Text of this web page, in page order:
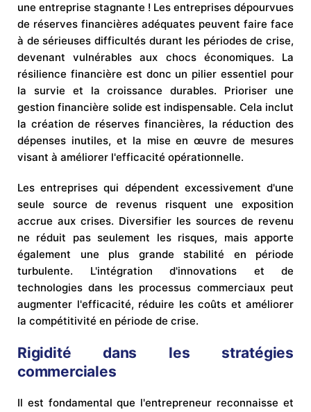
une entreprise stagnante ! Les entreprises dépourvues
de réserves financières adéquates peuvent faire face
à de sérieuses difficultés durant les périodes de crise,
devenant vulnérables aux chocs économiques. La
résilience financière est donc un pilier essentiel pour
la survie et la croissance durables. Prioriser une
gestion financière solide est indispensable. Cela inclut
la création de réserves financières, la réduction des
dépenses inutiles, et la mise en œuvre de mesures
visant à améliorer l'efficacité opérationnelle.
Les entreprises qui dépendent excessivement d'une
seule source de revenus risquent une exposition
accrue aux crises. Diversifier les sources de revenu
ne réduit pas seulement les risques, mais apporte
également une plus grande stabilité en période
turbulente. L'intégration d'innovations et de
technologies dans les processus commerciaux peut
augmenter l'efficacité, réduire les coûts et améliorer
la compétitivité en période de crise.
Rigidité dans les stratégies
commerciales
Il est fondamental que l'entrepreneur reconnaisse et